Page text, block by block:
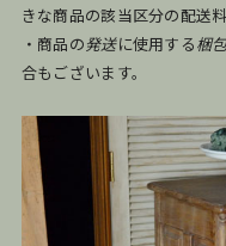
きな商品の該当区分の配送
・商品の発送に使用する梱
合もございます。